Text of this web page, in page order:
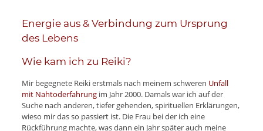
Energie aus & Verbindung zum Ursprung
des Lebens
Wie kam ich zu Reiki?
Mir begegnete Reiki erstmals nach meinem schweren Unfall
mit Nahtoderfahrungim Jahr 2000. Damals war ich auf der
Suche nach anderen, tiefer gehenden, spirituellen Erklärungen,
wieso mir das so passiert ist. Die Frau bei der ich eine
Rückführung machte, was dann ein Jahr später auch meine